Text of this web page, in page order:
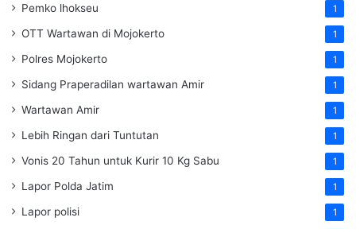
Pemko lhokseu 1
OTT Wartawan di Mojokerto 1
Polres Mojokerto 1
Sidang Praperadilan wartawan Amir 1
Wartawan Amir 1
Lebih Ringan dari Tuntutan 1
Vonis 20 Tahun untuk Kurir 10 Kg Sabu 1
Lapor Polda Jatim 1
Lapor polisi 1